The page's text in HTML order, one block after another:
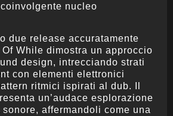
nucleo
due release accuratamente
While dimostra un approccio
design, intrecciando strati
con elementi elettronici
ritmici ispirati al dub. Il
un’audace esplorazione
affermandoli come una